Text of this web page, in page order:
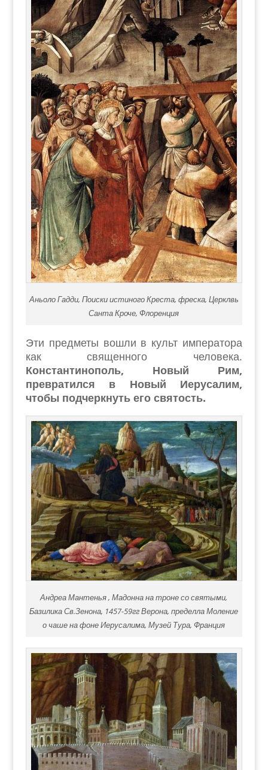
Аньоло Гадди, Поиски истиного Креста, фреска, Церклвь
Санта Кроче, Флоренция
Эти предметы вошли в культ императора
как священного человека.
Константинополь, Новый Рим,
превратился в
Новый Иерусалим,
чтобы подчеркнуть его святость.
Андреа Мантенья , Мадонна на троне со святыми,
Базилика Св.Зенона, 1457-59гг Верона, пределла Моление
о чаше на фоне Иерусалима, Музей Тура, Франция